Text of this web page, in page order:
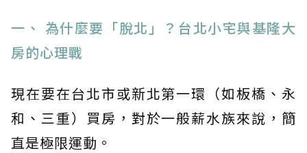
一、 為什麼要「脫北」？台北小宅與基隆大
房的心理戰
現在要在台北市或新北第一環（如板橋、永
和、三重）買房，對於一般薪水族來說，簡
直是極限運動。